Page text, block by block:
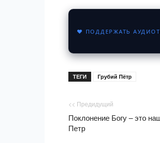
♥ ПОДДЕРЖАТЬ
ТЕГИ Грубий Пётр
<< Предидущий
Поклонение Богу – это
Петр